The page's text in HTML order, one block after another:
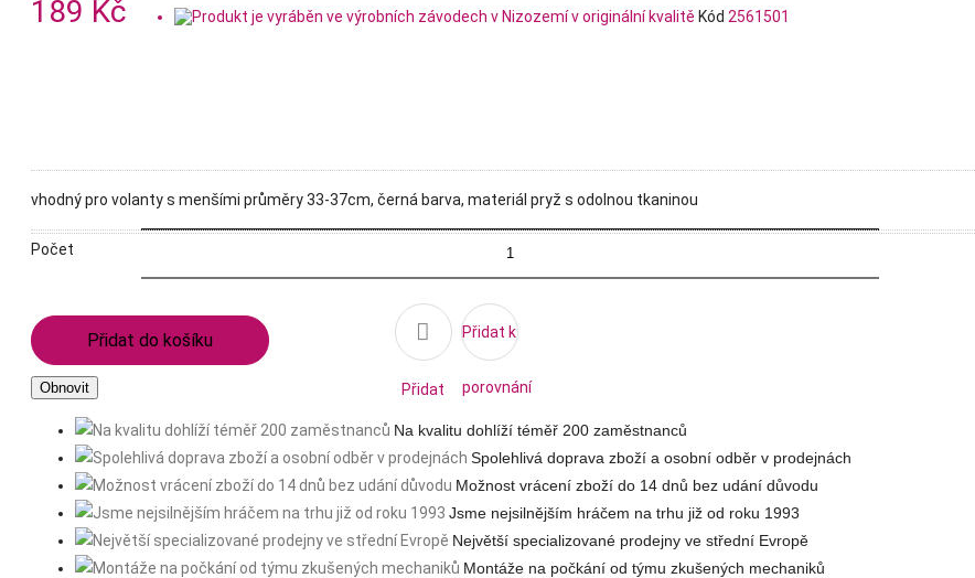
189 Kč
Kód 2561501
vhodný pro volanty s menšími průměry 33-37cm, černá barva, materiál pryž s odolnou tkaninou
Počet
Přidat do košíku 
Přidat
přání
Přidat k
porovnání
Na kvalitu dohlíží téměř 200 zaměstnanců
Spolehlivá doprava zboží a osobní odběr v prodejnách
Možnost vrácení zboží do 14 dnů bez udání důvodu
Jsme nejsilnějším hráčem na trhu již od roku 1993
Největší specializované prodejny ve střední Evropě
Montáže na počkání od týmu zkušených mechaniků